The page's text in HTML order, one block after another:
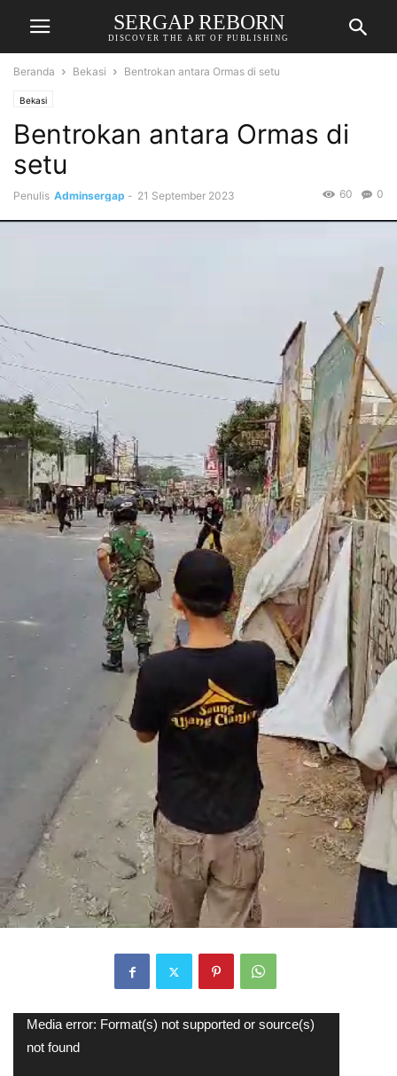
SERGAP REBORN
DISCOVER THE ART OF PUBLISHING
Beranda Bekasi Bentrokan antara Ormas di setu
Bekasi
Bentrokan antara Ormas di
setu
Penulis Adminsergap - 21 September 2023 0
60
Pemutar
Video
Media error: Format(s) not supported or source(s)
not found